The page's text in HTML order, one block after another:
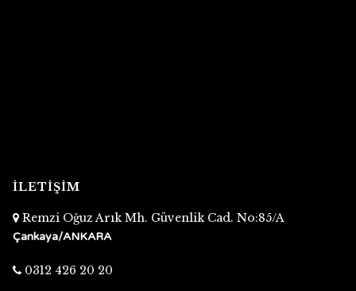
İLETİŞİM
Remzi Oğuz Arık Mh. Güvenlik Cad. No:85/A
Çankaya/ANKARA
0312 426 20 20